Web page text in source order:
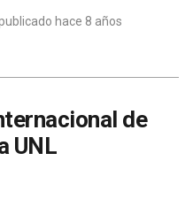
hace 8 años
de
UNL